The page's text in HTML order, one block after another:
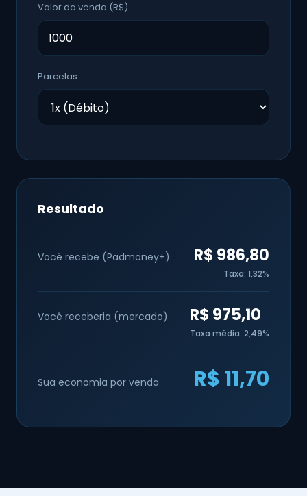
Valor da venda (R$)
Parcelas
Resultado
Você recebe (Padmoney+) R$ 986,80
Taxa: 1,32%
Você receberia (mercado) R$ 975,10
Taxa média: 2,49%
Sua economia por venda R$ 11,70